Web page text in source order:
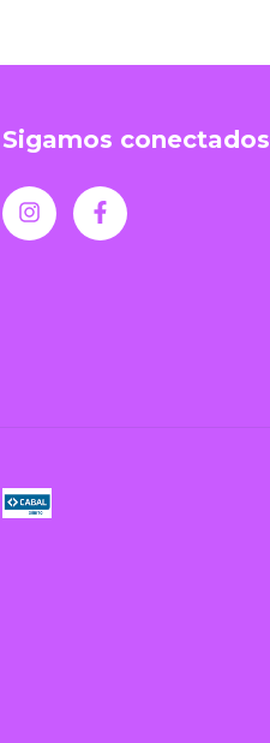
Sigamos conectados